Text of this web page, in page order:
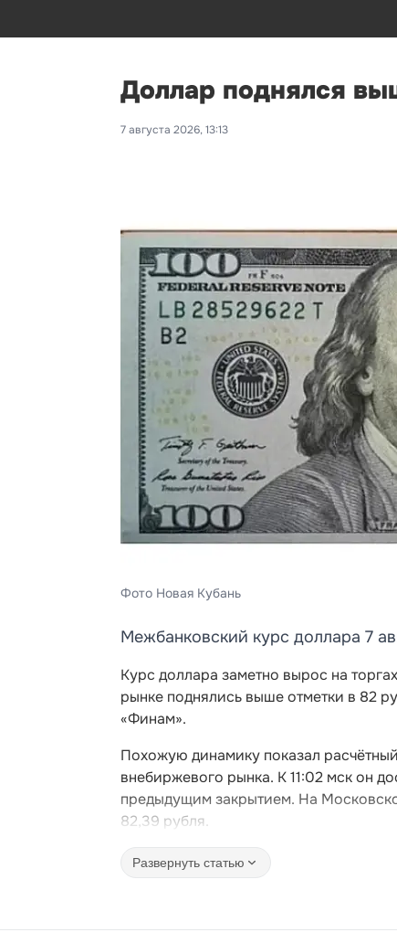
Доллар поднялся
7 августа 2026, 13:13
Фото Новая Кубань
Межбанковский курс доллара 7
Курс доллара заметно вырос на
рынке поднялись выше отметки в 82
«Финам».
Похожую динамику показал
внебиржевого рынка. К 11:02 мск он
предыдущим закрытием. На
82,39 рубля.
Развернуть статью